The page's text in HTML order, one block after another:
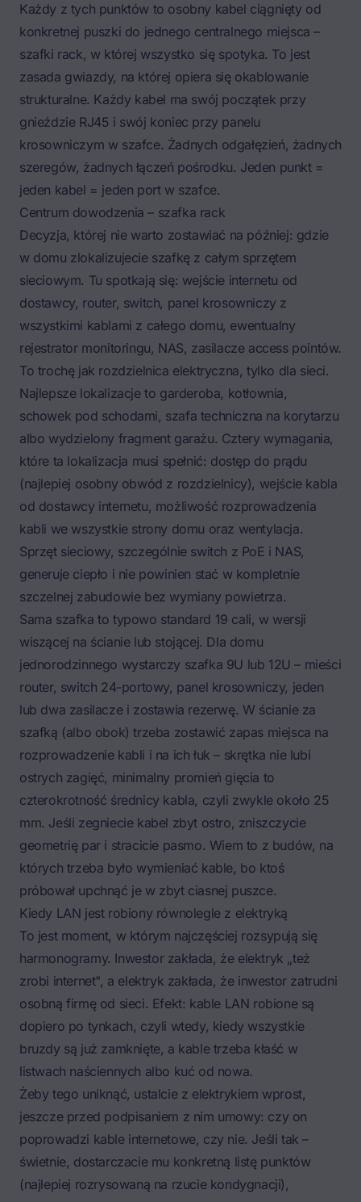
Każdy z tych punktów to osobny kabel ciągnięty od
konkretnej puszki do jednego centralnego miejsca –
szafki rack, w której wszystko się spotyka. To jest
zasada gwiazdy, na której opiera się okablowanie
strukturalne. Każdy kabel ma swój początek przy
gnieździe RJ45 i swój koniec przy panelu
krosowniczym w szafce. Żadnych odgałęzień, żadnych
szeregów, żadnych łączeń pośrodku. Jeden punkt =
jeden kabel = jeden port w szafce.
Centrum dowodzenia – szafka rack
Decyzja, której nie warto zostawiać na później: gdzie
w domu zlokalizujecie szafkę z całym sprzętem
sieciowym. Tu spotkają się: wejście internetu od
dostawcy, router, switch, panel krosowniczy z
wszystkimi kablami z całego domu, ewentualny
rejestrator monitoringu, NAS, zasilacze access pointów.
To trochę jak rozdzielnica elektryczna, tylko dla sieci.
Najlepsze lokalizacje to garderoba, kotłownia,
schowek pod schodami, szafa techniczna na korytarzu
albo wydzielony fragment garażu. Cztery wymagania,
które ta lokalizacja musi spełnić: dostęp do prądu
(najlepiej osobny obwód z rozdzielnicy), wejście kabla
od dostawcy internetu, możliwość rozprowadzenia
kabli we wszystkie strony domu oraz wentylacja.
Sprzęt sieciowy, szczególnie switch z PoE i NAS,
generuje ciepło i nie powinien stać w kompletnie
szczelnej zabudowie bez wymiany powietrza.
Sama szafka to typowo standard 19 cali, w wersji
wiszącej na ścianie lub stojącej. Dla domu
jednorodzinnego wystarczy szafka 9U lub 12U – mieści
router, switch 24-portowy, panel krosowniczy, jeden
lub dwa zasilacze i zostawia rezerwę. W ścianie za
szafką (albo obok) trzeba zostawić zapas miejsca na
rozprowadzenie kabli i na ich łuk – skrętka nie lubi
ostrych zagięć, minimalny promień gięcia to
czterokrotność średnicy kabla, czyli zwykle około 25
mm. Jeśli zegniecie kabel zbyt ostro, zniszczycie
geometrię par i stracicie pasmo. Wiem to z budów, na
których trzeba było wymieniać kable, bo ktoś
próbował upchnąć je w zbyt ciasnej puszce.
Kiedy LAN jest robiony równolegle z elektryką
To jest moment, w którym najczęściej rozsypują się
harmonogramy. Inwestor zakłada, że elektryk „też
zrobi internet", a elektryk zakłada, że inwestor zatrudni
osobną firmę od sieci. Efekt: kable LAN robione są
dopiero po tynkach, czyli wtedy, kiedy wszystkie
bruzdy są już zamknięte, a kable trzeba kłaść w
listwach naściennych albo kuć od nowa.
Żeby tego uniknąć, ustalcie z elektrykiem wprost,
jeszcze przed podpisaniem z nim umowy: czy on
poprowadzi kable internetowe, czy nie. Jeśli tak –
świetnie, dostarczacie mu konkretną listę punktów
(najlepiej rozrysowaną na rzucie kondygnacji),